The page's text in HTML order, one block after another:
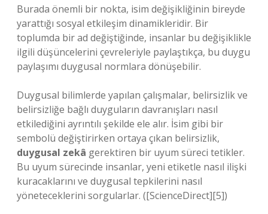
Burada önemli bir nokta, isim değişikliğinin bireyde
yarattığı sosyal etkileşim dinamikleridir. Bir
toplumda bir ad değiştiğinde, insanlar bu değişiklikle
ilgili düşüncelerini çevreleriyle paylaştıkça, bu duygu
paylaşımı duygusal normlara dönüşebilir.
Duygusal bilimlerde yapılan çalışmalar, belirsizlik ve
belirsizliğe bağlı duyguların davranışları nasıl
etkilediğini ayrıntılı şekilde ele alır. İsim gibi bir
sembolü değiştirirken ortaya çıkan belirsizlik,
duygusal zekâ gerektiren bir uyum süreci tetikler.
Bu uyum sürecinde insanlar, yeni etiketle nasıl ilişki
kuracaklarını ve duygusal tepkilerini nasıl
yöneteceklerini sorgularlar. ([ScienceDirect][5])